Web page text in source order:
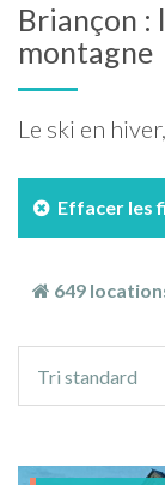
Briançon :
montagne
Le ski en
Effacer les
649
tri
Tri standard